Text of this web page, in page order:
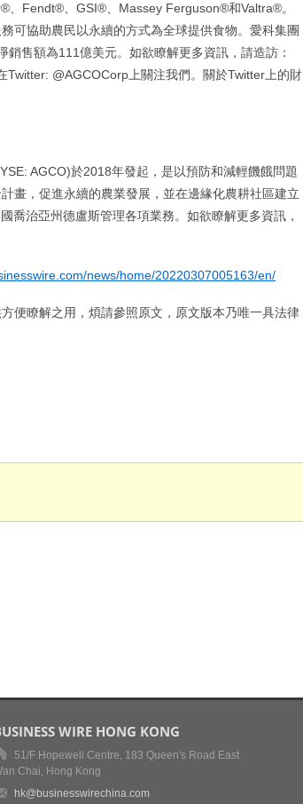
、Fendt®、GSI®、Massey Ferguson®和Valtra®。
可協助農民以永續的方式為全球提供食物。愛科集團
售額為111億美元。如欲瞭解更多資訊，請造訪：
Twitter: @AGCOCorp上關注我們。關於Twitter上的財
AGCO)於2018年發起，是以預防和減輕饑餓問題
畫，促進永續的農業發展，並在邊緣化農耕社區建立
喬治亞州德盧斯管理各項業務。如欲瞭解更多資訊，
news/home/20220307005163/en/
便瞭解之用，煩請參照原文，原文版本乃唯一具法律
WIRE HONG KONG
51/F Hopewell Centre, 183 Queen's Road East
Chai, Hong Kong
hk@businesswirechina.com